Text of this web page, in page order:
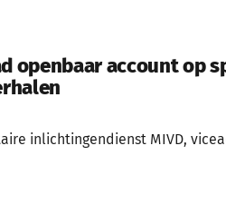
openbaar account op
inlichtingendienst MIVD,